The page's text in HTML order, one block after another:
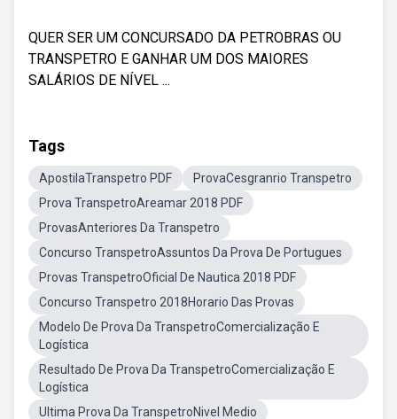
QUER SER UM CONCURSADO DA PETROBRAS OU
TRANSPETRO E GANHAR UM DOS MAIORES
SALÁRIOS DE NÍVEL ...
Tags
ApostilaTranspetro PDF
ProvaCesgranrio Transpetro
Prova TranspetroAreamar 2018 PDF
ProvasAnteriores Da Transpetro
Concurso TranspetroAssuntos Da Prova De Portugues
Provas TranspetroOficial De Nautica 2018 PDF
Concurso Transpetro 2018Horario Das Provas
Modelo De Prova Da TranspetroComercialização E
Logística
Resultado De Prova Da TranspetroComercialização E
Logística
Ultima Prova Da TranspetroNivel Medio